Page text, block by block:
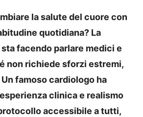
la salute del cuore con
quotidiana? La
sta facendo parlare medici e
non richiede sforzi estremi,
famoso cardiologo ha
clinica e realismo
accessibile a tutti,